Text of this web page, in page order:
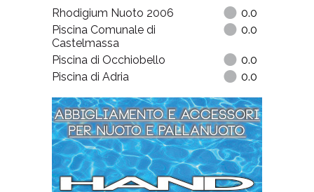
Rhodigium Nuoto 2006
0.0
Piscina Comunale di
Castelmassa
0.0
Piscina di Occhiobello
0.0
Piscina di Adria
0.0